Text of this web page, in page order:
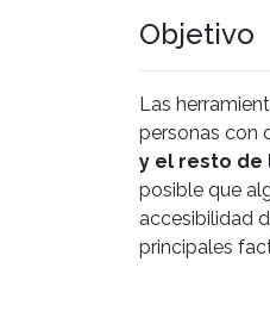
Objetivo
Las
personas con
y el resto de
posible que
accesibilidad
principales